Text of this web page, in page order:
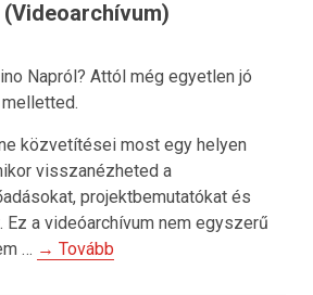
Napról? Attól még egyetlen jó
közvetítései most egy helyen
visszanézheted a
projektbemutatókat és
a videóarchívum nem egyszerű
… → Tovább